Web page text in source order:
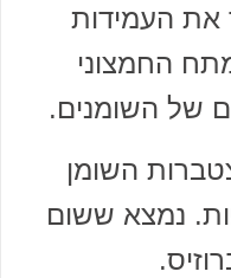
העמידות
החמצוני
של השומנים.
השומן
נמצא ששום